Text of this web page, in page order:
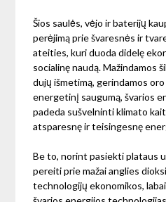
Šios saulės, vėjo ir baterijų
perėjimą prie švaresnės ir
ateities, kuri duoda didelę
socialinę naudą. Mažindamos
dujų išmetimą, gerindamos
energetinį saugumą, švarios
padeda sušvelninti klimato
atsparesnę ir teisingesnę
Be to, norint pasiekti plataus
pereiti prie mažai anglies
technologijų ekonomikos,